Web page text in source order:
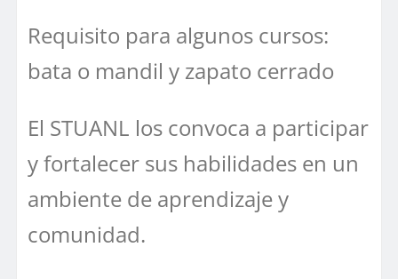
Requisito para algunos cursos:
bata o mandil y zapato cerrado
El STUANL los convoca a participar
y fortalecer sus habilidades en un
ambiente de aprendizaje y
comunidad.